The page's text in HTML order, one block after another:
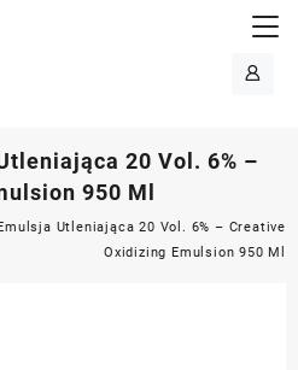
20 Vol. 6% –
950 Ml
Utleniająca 20 Vol. 6% – Creative
Oxidizing Emulsion 950 Ml